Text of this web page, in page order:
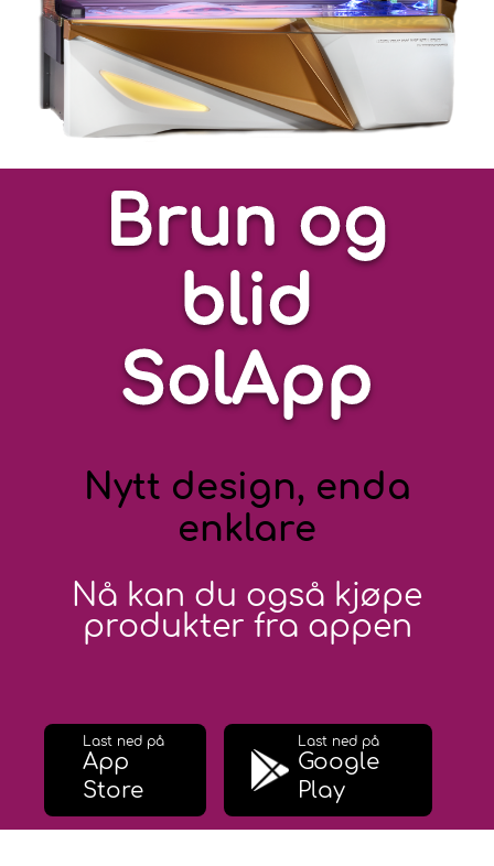
Brun og
blid
SolApp
Nytt design, enda
enklare
Nå kan du også kjøpe
produkter fra appen
Last ned på
App
Store
Last ned på
Google
Play